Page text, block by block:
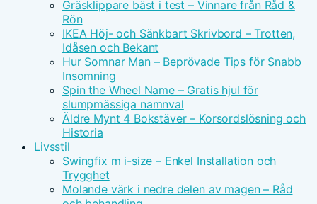
Gräsklippare bäst i test – Vinnare från Råd &
Rön
IKEA Höj- och Sänkbart Skrivbord – Trotten,
Idåsen och Bekant
Hur Somnar Man – Beprövade Tips för Snabb
Insomning
Spin the Wheel Name – Gratis hjul för
slumpmässiga namnval
Äldre Mynt 4 Bokstäver – Korsordslösning och
Historia
Livsstil
Swingfix m i-size – Enkel Installation och
Trygghet
Molande värk i nedre delen av magen – Råd